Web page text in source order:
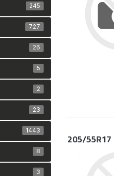
205/55R17
245
727
26
5
2
23
1443
8
3